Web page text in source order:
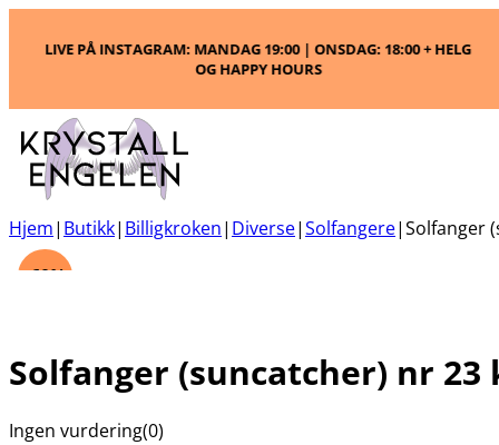
LIVE PÅ INSTAGRAM: MANDAG 19:00 | ONSDAG: 18:00 + HELG
OG HAPPY HOURS
Hjem| Butikk| Billigkroken| Diverse|Solfangere|Solfanger
Solfanger (suncatcher) nr
Ingen vurdering(0)
-60%